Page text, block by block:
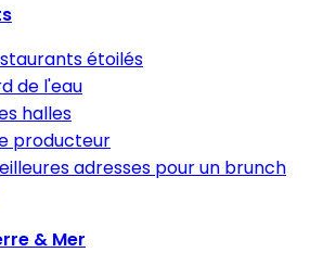
étoilés
de l'eau
halles
producteur
adresses pour un brunch
& Mer